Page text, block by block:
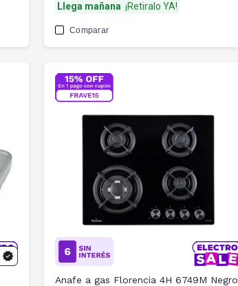
Llega mañana ¡Retiralo YA!
Comparar
Anafe a gas Florencia 4H 6749M Negro